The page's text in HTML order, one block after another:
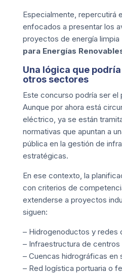
Especialmente, repercutirá
enfocados a presentar los
proyectos de energía limpia
para Energías
Una lógica que
otros sectores
Este concurso podría ser el
Aunque por ahora está
eléctrico, ya se están
normativas que apuntan a
pública en la gestión de
estratégicas.
En ese contexto, la
con criterios de
extenderse a proyectos
siguen:
– Hidrogenoductos y redes
– Infraestructura de centros
– Cuencas hidrográficas en
– Red logística portuaria o